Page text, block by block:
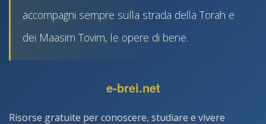
accompagni sempre sulla strada della Torah e
dei Maasim Tovim, le opere di bene.
e-brei.net
Risorse gratuite per conoscere, studiare e vivere